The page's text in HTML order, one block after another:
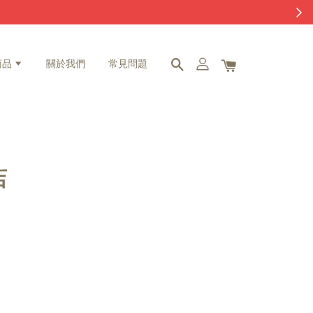
品 關於我們 常見問題